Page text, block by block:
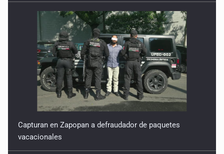
Capturan en Zapopan a defraudador de paquetes
vacacionales